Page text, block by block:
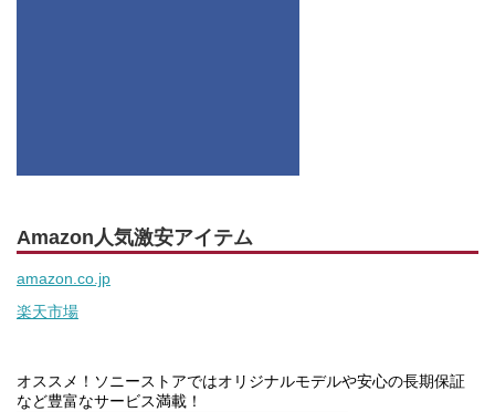
Amazon人気激安アイテム
amazon.co.jp
楽天市場
オススメ！ソニーストアではオリジナルモデルや安心の長期保証
など豊富なサービス満載！